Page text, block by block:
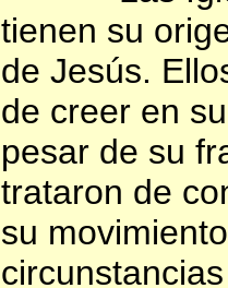
tienen su
de Jesús.
de creer en
pesar de su
trataron de
su